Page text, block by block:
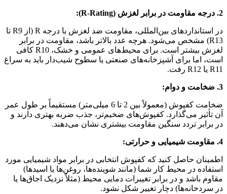
2. درجه مقاومت در برابر لغزش (R-Rating):
در استانداردهای بین‌المللی، مقاومت ضد لغزش با درجه R (از R9 تا
R13) مشخص می‌شود. هرچه عدد بالاتر باشد، مقاومت در برابر
لغزش بیشتر است. برای محیط‌های عمومی و خشک، R10 کافی
است، اما برای آشپزخانه‌های صنعتی یا سطوح شیب‌دار باید به سراغ
R11 یا R12 رفت.
3. ضخامت و دوام:
ضخامت کفپوش (معمولاً بین 2 تا 6 میلی‌متر) مستقیماً بر طول عمر
آن تأثیر می‌گذارد. کفپوش‌های ضخیم‌تر، جذب ضربه بهتری دارند و
در برابر تردد سنگین مقاومت بیشتری نشان می‌دهند.
4. مقاومت شیمیایی و حرارتی:
اطمینان حاصل کنید که کفپوش انتخابی در برابر مواد شیمیایی مورد
استفاده در محیط کار شما (مانند شوینده‌ها، روغن‌ها یا اسیدها)
مقاوم باشد و در برابر تغییرات دمایی محیط (مثلاً نزدیک اجاق‌ها یا
در سردخانه‌ها) دچار تغییر شکل نشود.